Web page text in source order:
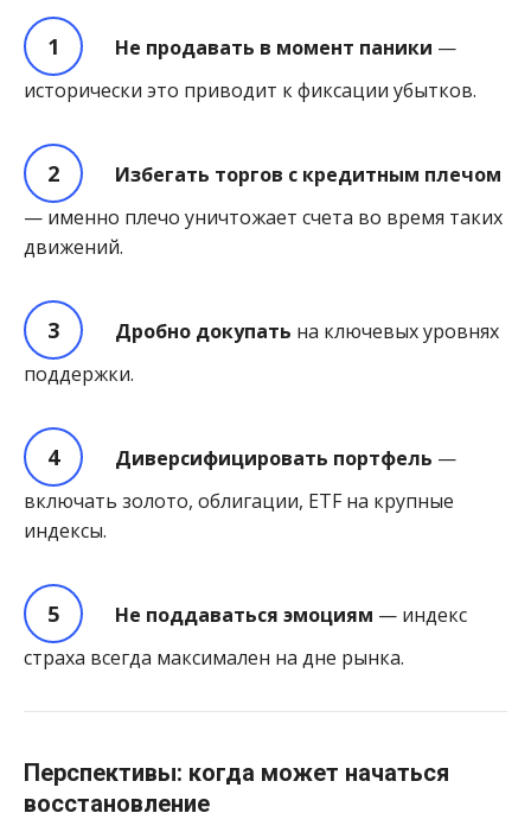
Не продавать в момент паники —
исторически это приводит к фиксации убытков.
Избегать торгов с кредитным плечом
— именно плечо уничтожает счета во время таких
движений.
Дробно докупать на ключевых уровнях
поддержки.
Диверсифицировать портфель —
включать золото, облигации, ETF на крупные
индексы.
Не поддаваться эмоциям — индекс
страха всегда максимален на дне рынка.
Перспективы: когда может начаться
восстановление